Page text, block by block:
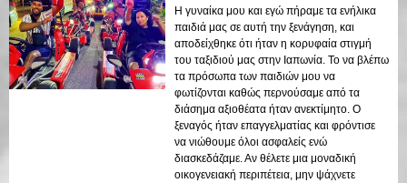
Η γυναίκα μου και εγώ πήραμε τα ενήλικα
παιδιά μας σε αυτή την ξενάγηση, και
αποδείχθηκε ότι ήταν η κορυφαία στιγμή
του ταξιδιού μας στην Ιαπωνία. Το να βλέπω
τα πρόσωπα των παιδιών μου να
φωτίζονται καθώς περνούσαμε από τα
διάσημα αξιοθέατα ήταν ανεκτίμητο. Ο
ξεναγός ήταν επαγγελματίας και φρόντισε
να νιώθουμε όλοι ασφαλείς ενώ
διασκεδάζαμε. Αν θέλετε μια μοναδική
οικογενειακή περιπέτεια, μην ψάχνετε